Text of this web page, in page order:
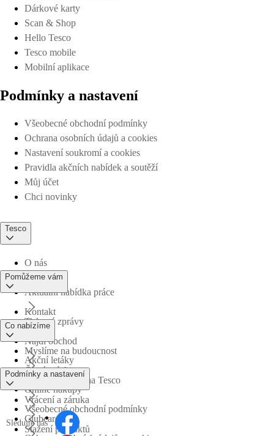
Dárkové karty
Scan & Shop
Hello Tesco
Tesco mobile
Mobilní aplikace
Podmínky a nastavení
Všeobecné obchodní podmínky
Ochrana osobních údajů a cookies
Nastavení soukromí a cookies
Pravidla akčních nabídek a soutěží
Můj účet
Chci novinky
Tesco
O nás
Aktuální nabídka práce
Tiskové zprávy
Myslíme na budoucnost
Obchodní skupina Tesco
Pomůžeme vám
Kontakt
Najdi obchod
Časté otázky
Vrácení a záruka
Stažení produktů
Co nabízíme
Akční letáky
Online nákupy
Clubcard
Podmínky a nastavení
Všeobecné obchodní podmínky
Sledujte nás